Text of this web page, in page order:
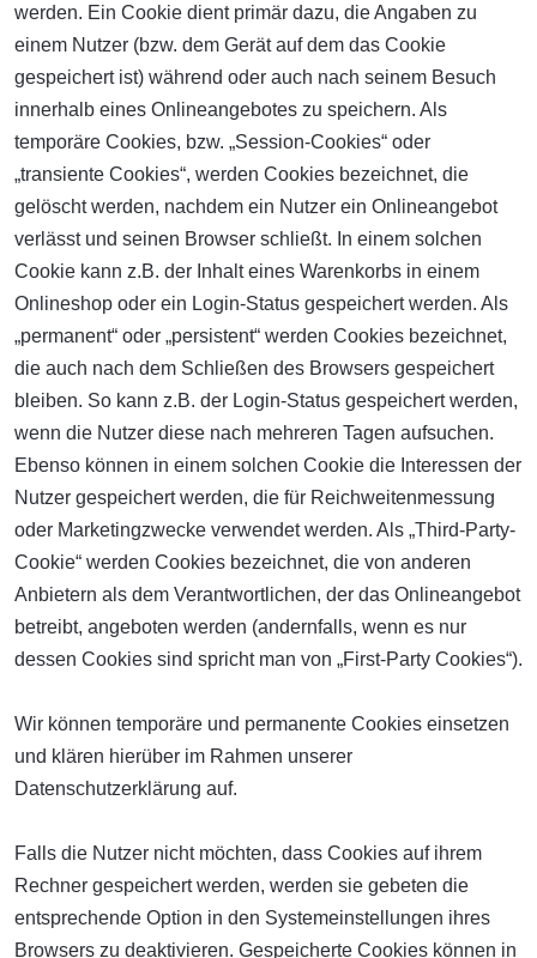
werden. Ein Cookie dient primär dazu, die Angaben zu
einem Nutzer (bzw. dem Gerät auf dem das Cookie
gespeichert ist) während oder auch nach seinem Besuch
innerhalb eines Onlineangebotes zu speichern. Als
temporäre Cookies, bzw. „Session-Cookies“ oder
„transiente Cookies“, werden Cookies bezeichnet, die
gelöscht werden, nachdem ein Nutzer ein Onlineangebot
verlässt und seinen Browser schließt. In einem solchen
Cookie kann z.B. der Inhalt eines Warenkorbs in einem
Onlineshop oder ein Login-Status gespeichert werden. Als
„permanent“ oder „persistent“ werden Cookies bezeichnet,
die auch nach dem Schließen des Browsers gespeichert
bleiben. So kann z.B. der Login-Status gespeichert werden,
wenn die Nutzer diese nach mehreren Tagen aufsuchen.
Ebenso können in einem solchen Cookie die Interessen der
Nutzer gespeichert werden, die für Reichweitenmessung
oder Marketingzwecke verwendet werden. Als „Third-Party-
Cookie“ werden Cookies bezeichnet, die von anderen
Anbietern als dem Verantwortlichen, der das Onlineangebot
betreibt, angeboten werden (andernfalls, wenn es nur
dessen Cookies sind spricht man von „First-Party Cookies“).
Wir können temporäre und permanente Cookies einsetzen
und klären hierüber im Rahmen unserer
Datenschutzerklärung auf.
Falls die Nutzer nicht möchten, dass Cookies auf ihrem
Rechner gespeichert werden, werden sie gebeten die
entsprechende Option in den Systemeinstellungen ihres
Browsers zu deaktivieren. Gespeicherte Cookies können in